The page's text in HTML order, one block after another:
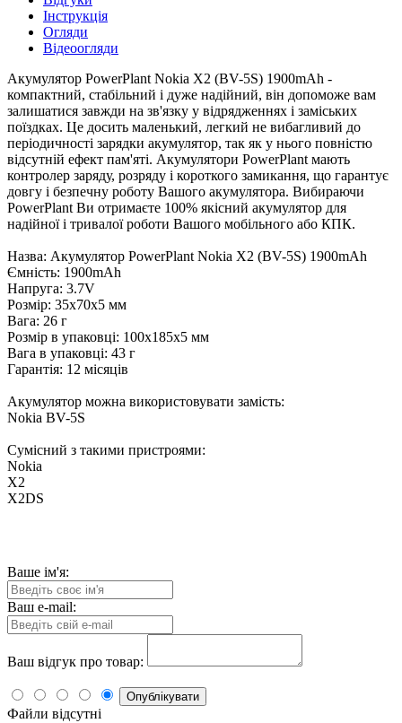
Інструкція
Огляди
Відеоогляди
Акумулятор PowerPlant Nokia X2 (BV-5S) 1900mAh -
компактний, стабільний і дуже надійний, він допоможе вам
залишатися завжди на зв'язку у відрядженнях і заміських
поїздках. Це досить маленький, легкий не вибагливий до
періодичності зарядки акумулятор, так як у нього повністю
відсутній ефект пам'яті. Акумулятори PowerPlant мають
контролер заряду, розряду і короткого замикання, що гарантує
довгу і безпечну роботу Вашого акумулятора. Вибираючи
PowerPlant Ви отримаєте 100% якісний акумулятор для
надійної і тривалої роботи Вашого мобільного або КПК.
Назва: Акумулятор PowerPlant Nokia X2 (BV-5S) 1900mAh
Ємність: 1900mAh
Напруга: 3.7V
Розмір: 35x70x5 мм
Вага: 26 г
Розмір в упаковці: 100x185x5 мм
Вага в упаковці: 43 г
Гарантія: 12 місяців
Акумулятор можна використовувати замість:
Nokia BV-5S
Сумісний з такими пристроями:
Nokia
X2
X2DS
Ваше ім'я:
Ваш e-mail:
Ваш відгук про товар:
Опублікувати
Файли відсутні